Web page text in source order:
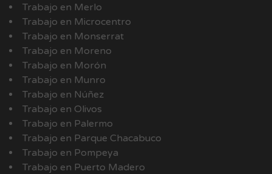
Trabajo en Merlo
Trabajo en Microcentro
Trabajo en Monserrat
Trabajo en Moreno
Trabajo en Morón
Trabajo en Munro
Trabajo en Núñez
Trabajo en Olivos
Trabajo en Palermo
Trabajo en Parque Chacabuco
Trabajo en Pompeya
Trabajo en Puerto Madero